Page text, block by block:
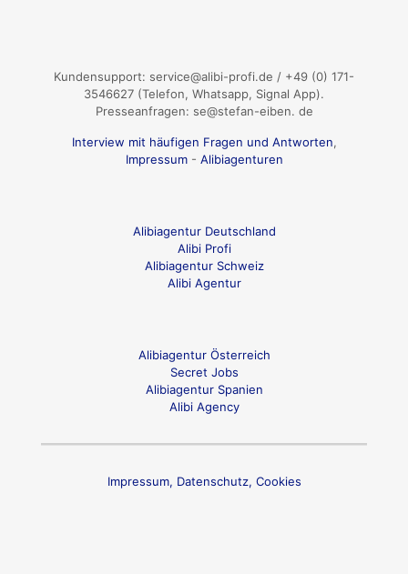
Kundensupport: service@alibi-profi.de / +49 (0) 171-
3546627 (Telefon, Whatsapp, Signal App).
Presseanfragen: se@stefan-eiben. de
Interview mit häufigen Fragen und Antworten,
Impressum- Alibiagenturen
Alibiagentur Deutschland
Alibi Profi
Alibiagentur Schweiz
Alibi Agentur
Alibiagentur Österreich
Secret Jobs
Alibiagentur Spanien
Alibi Agency
Impressum, Datenschutz, Cookies